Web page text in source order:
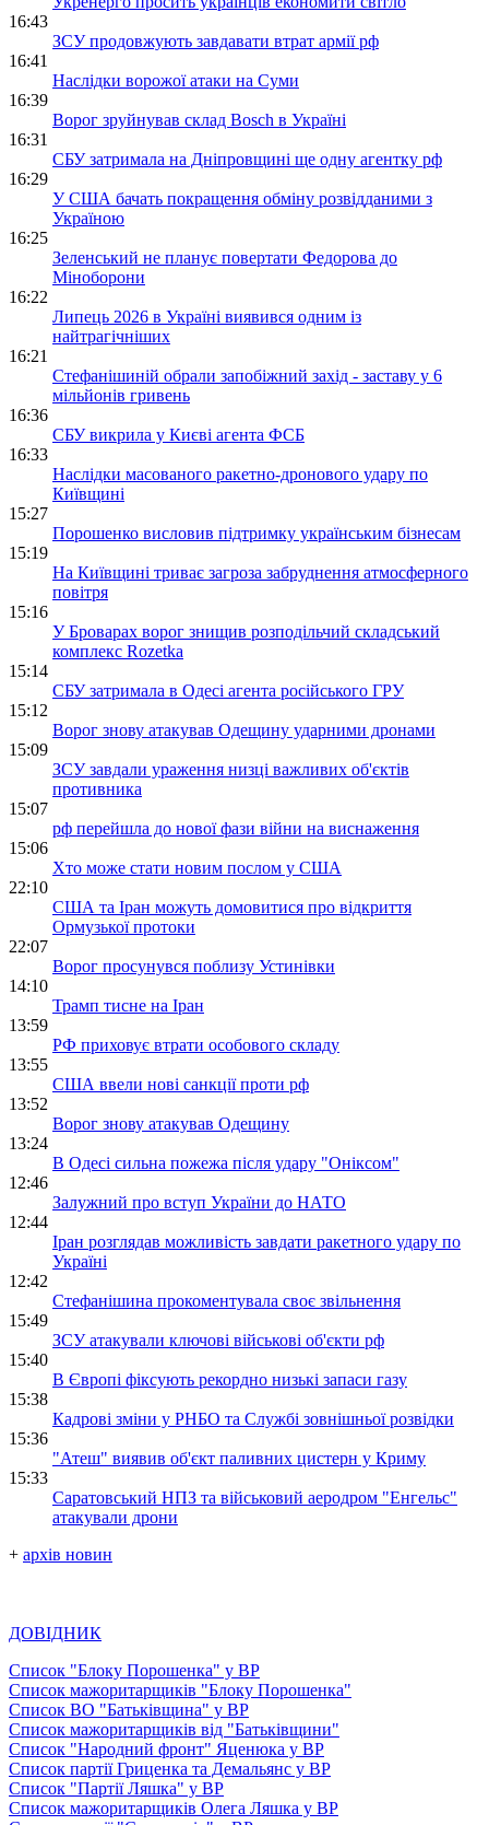
16:43
ЗСУ продовжують завдавати втрат армії рф
16:41
Наслідки ворожої атаки на Суми
16:39
Ворог зруйнував склад Bosch в Україні
16:31
СБУ затримала на Дніпровщині ще одну агентку рф
16:29
У США бачать покращення обміну розвідданими з
Україною
16:25
Зеленський не планує повертати Федорова до
Міноборони
16:22
Липець 2026 в Україні виявився одним із
найтрагічніших
16:21
Стефанішиній обрали запобіжний захід - заставу у 6
мільйонів гривень
16:36
СБУ викрила у Києві агента ФСБ
16:33
Наслідки масованого ракетно-дронового удару по
Київщині
15:27
Порошенко висловив підтримку українським бізнесам
15:19
На Київщині триває загроза забруднення атмосферного
повітря
15:16
У Броварах ворог знищив розподільчий складський
комплекс Rozetka
15:14
СБУ затримала в Одесі агента російського ГРУ
15:12
Ворог знову атакував Одещину ударними дронами
15:09
ЗСУ завдали ураження низці важливих об'єктів
противника
15:07
рф перейшла до нової фази війни на виснаження
15:06
Хто може стати новим послом у США
22:10
США та Іран можуть домовитися про відкриття
Ормузької протоки
22:07
Ворог просунувся поблизу Устинівки
14:10
Трамп тисне на Іран
13:59
РФ приховує втрати особового складу
13:55
США ввели нові санкції проти рф
13:52
Ворог знову атакував Одещину
13:24
В Одесі сильна пожежа після удару "Оніксом"
12:46
Залужний про вступ України до НАТО
12:44
Іран розглядав можливість завдати ракетного удару по
Україні
12:42
Стефанішина прокоментувала своє звільнення
15:49
ЗСУ атакували ключові військові об'єкти рф
15:40
В Європі фіксують рекордно низькі запаси газу
15:38
Кадрові зміни у РНБО та Службі зовнішньої розвідки
15:36
"Атеш" виявив об'єкт паливних цистерн у Криму
15:33
Саратовський НПЗ та військовий аеродром "Енгельс"
атакували дрони
+ архів новин
ДОВІДНИК
Список "Блоку Порошенка" у ВР
Список мажоритарщиків "Блоку Порошенка"
Список ВО "Батьківщина" у ВР
Список мажоритарщиків від "Батьківщини"
Список "Народний фронт" Яценюка у ВР
Список партії Гриценка та Демальянс у ВР
Список "Партії Ляшка" у ВР
Список мажоритарщиків Олега Ляшка у ВР